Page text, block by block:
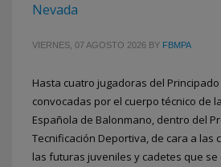
Nevada
VIERNES, 07 AGOSTO 2026 BY FBMPA
Hasta cuatro jugadoras del
convocadas por el cuerpo técnico de
Española de Balonmano, dentro del
Tecnificación Deportiva, de cara a las
las futuras juveniles y cadetes que se